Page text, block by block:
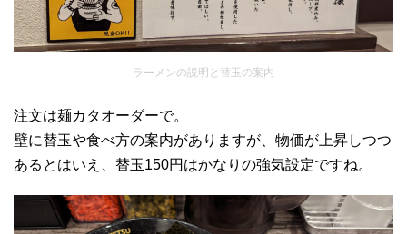
ラーメンの説明と替玉の案内
注文は麺カタオーダーで。
壁に替玉や食べ方の案内がありますが、物価が上昇しつつ
あるとはいえ、替玉150円はかなりの強気設定ですね。